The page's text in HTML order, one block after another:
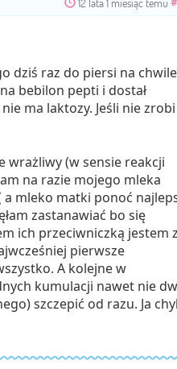
12 lata 1 miesiąc temu
dziś raz do piersi na
bebilon pepti i dostał
ma laktozy. Jeśli nie zrobi
wrażliwy (w sensie reakcji
na razie mojego mleka
a mleko matki ponoć
zastanawiać bo się
ich przeciwniczką jestem
pierwsze
A kolejne w
kumulacji nawet nie
szczepić od razu. Ja